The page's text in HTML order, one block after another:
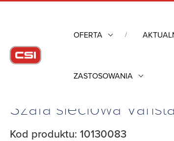
OFERTA
ZASTOSOWANIA
Obudowy przemysłowe
Szafa sieciowa
Kod produktu: 10130083